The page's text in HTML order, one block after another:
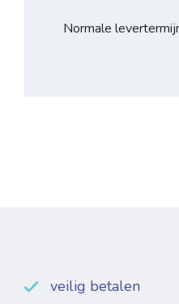
Normale
veilig betalen